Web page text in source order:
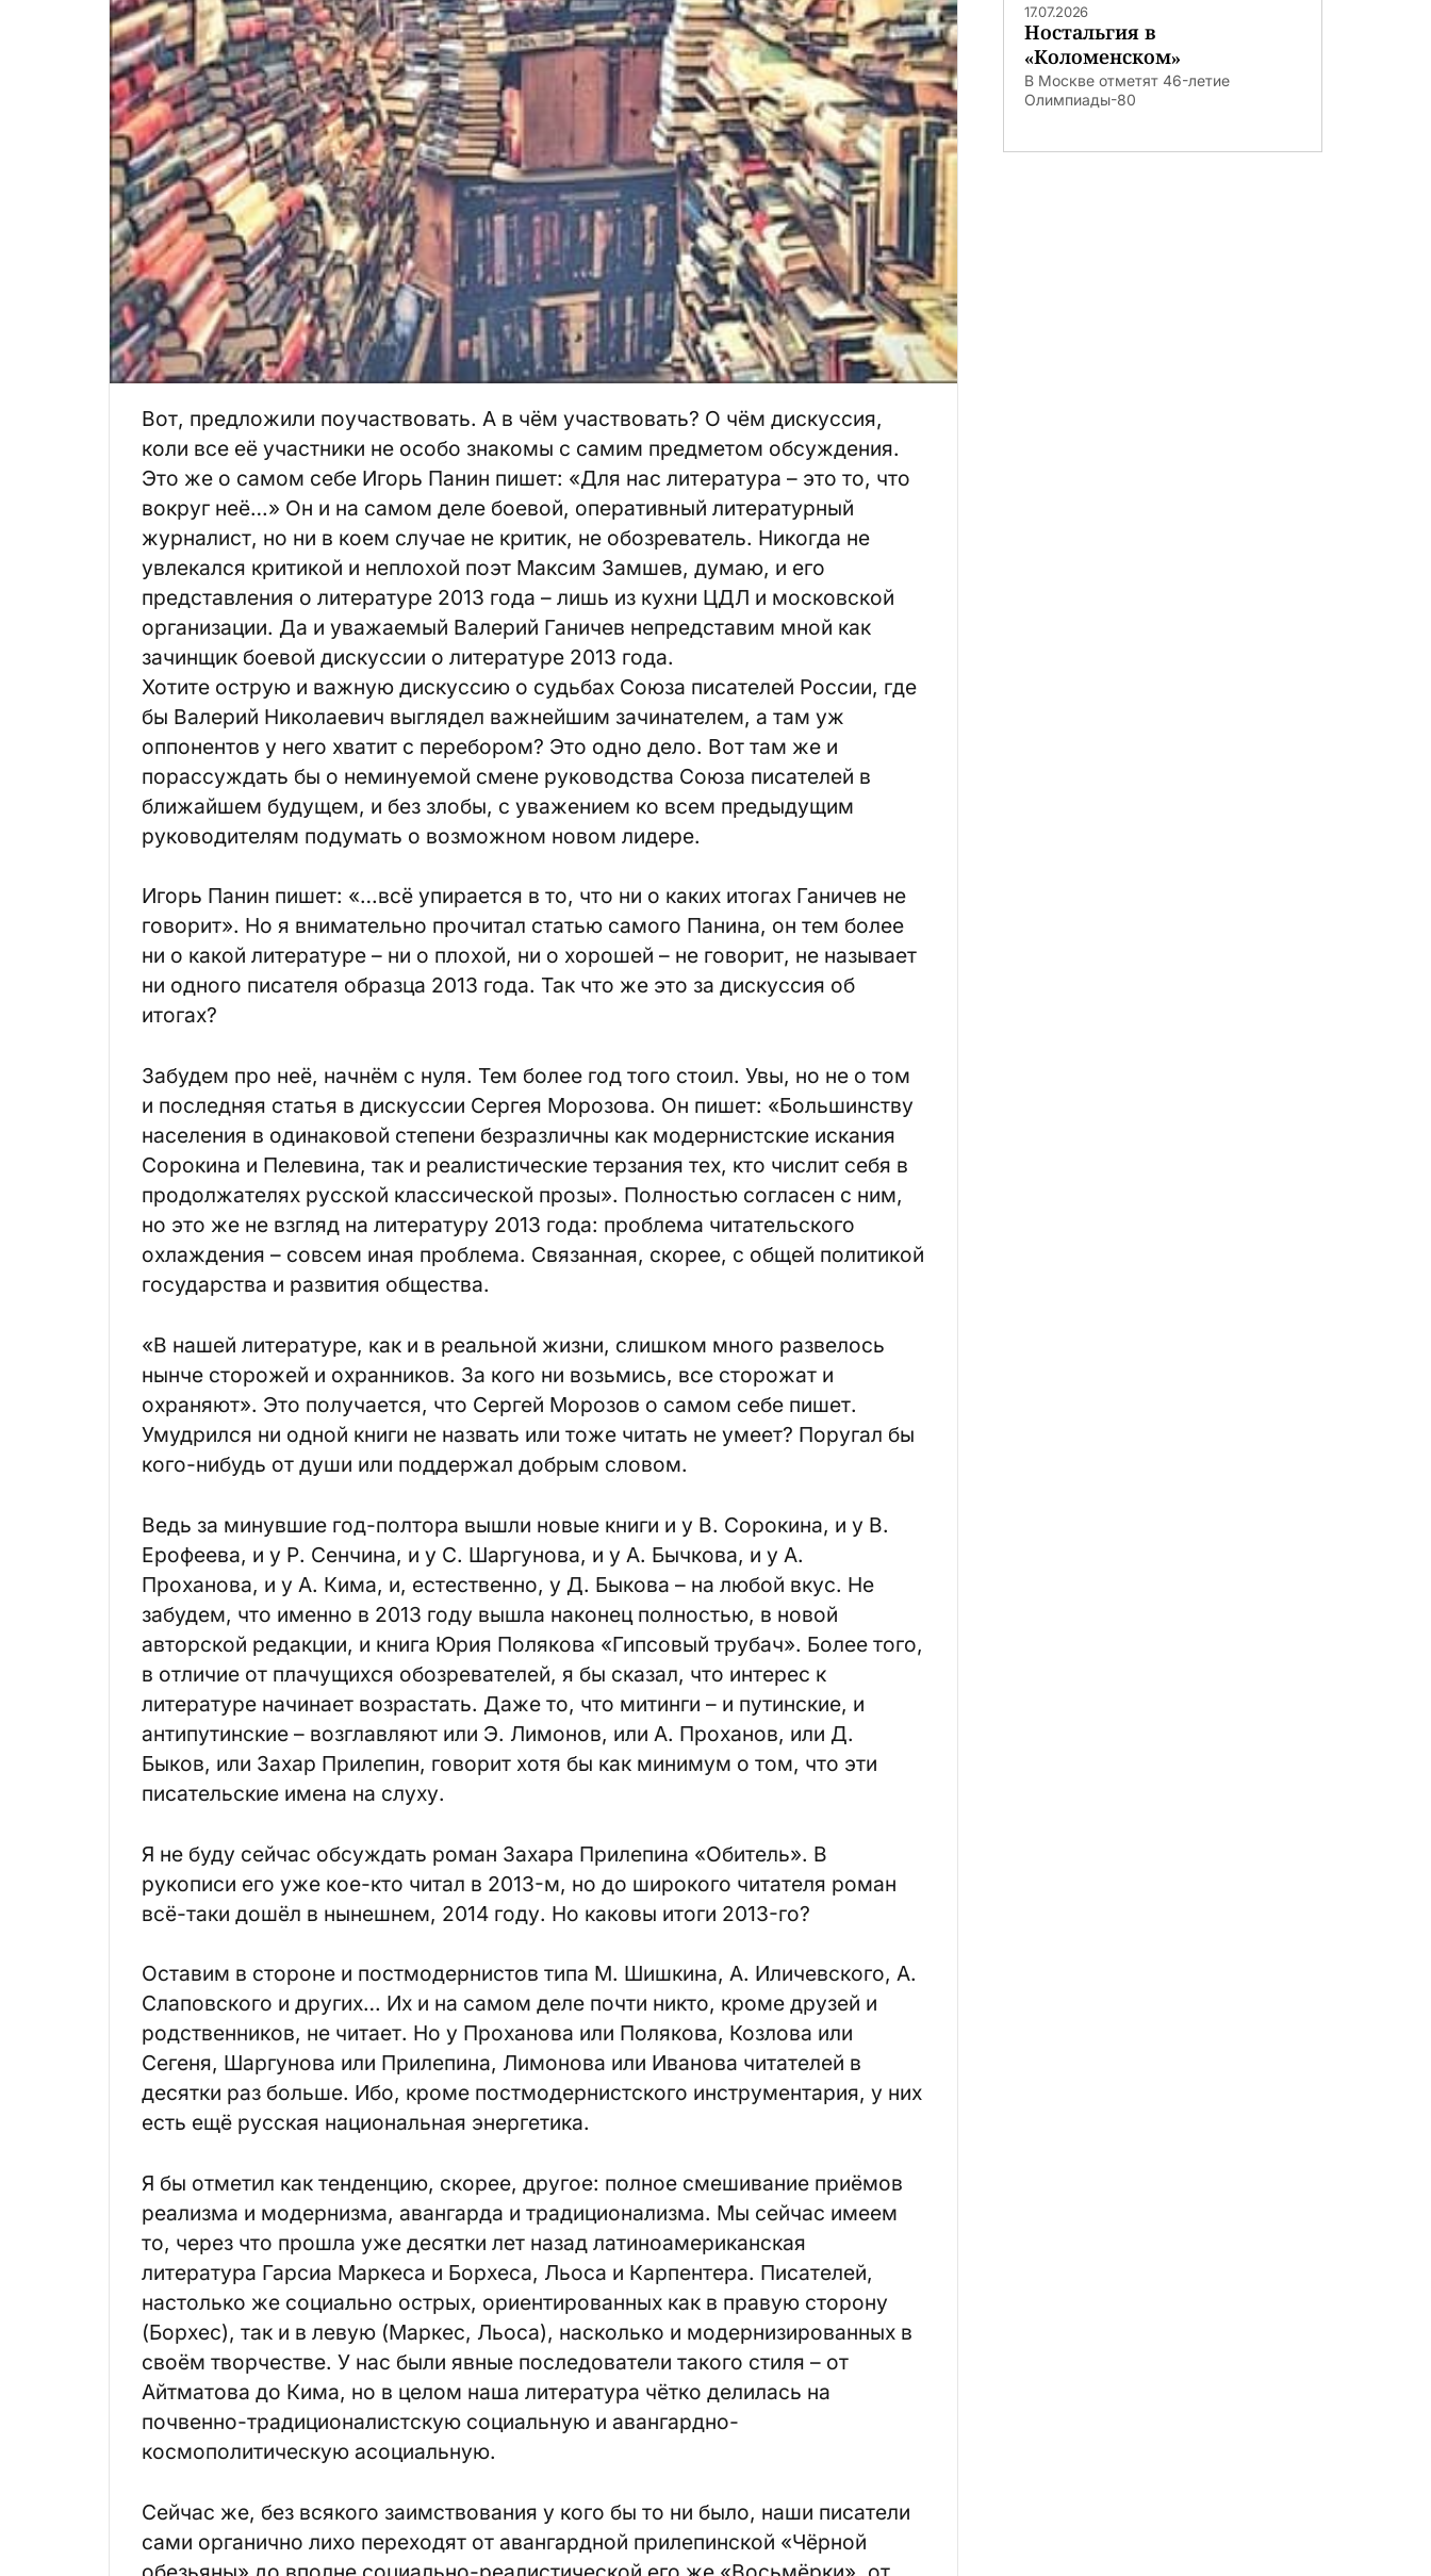
Вот, предложили поучаствовать. А в чём участвовать? О чём дискуссия,
коли все её участники не особо знакомы с самим предметом обсуждения.
Это же о самом себе Игорь Панин пишет: «Для нас литература – это то, что
вокруг неё…» Он и на самом деле боевой, оперативный литературный
журналист, но ни в коем случае не критик, не обозреватель. Никогда не
увлекался критикой и неплохой поэт Максим Замшев, думаю, и его
представления о литературе 2013 года – лишь из кухни ЦДЛ и московской
организации. Да и уважаемый Валерий Ганичев непредставим мной как
зачинщик боевой дискуссии о литературе 2013 года.
Хотите острую и важную дискуссию о судьбах Союза писателей России, где
бы Валерий Николаевич выглядел важнейшим зачинателем, а там уж
оппонентов у него хватит с перебором? Это одно дело. Вот там же и
порассуждать бы о неминуемой смене руководства Союза писателей в
ближайшем будущем, и без злобы, с уважением ко всем предыдущим
руководителям подумать о возможном новом лидере.
Игорь Панин пишет: «…всё упирается в то, что ни о каких итогах Ганичев не
говорит». Но я внимательно прочитал статью самого Панина, он тем более
ни о какой литературе – ни о плохой, ни о хорошей – не говорит, не называет
ни одного писателя образца 2013 года. Так что же это за дискуссия об
итогах?
Забудем про неё, начнём с нуля. Тем более год того стоил. Увы, но не о том
и последняя статья в дискуссии Сергея Морозова. Он пишет: «Большинству
населения в одинаковой степени безразличны как модернистские искания
Сорокина и Пелевина, так и реалистические терзания тех, кто числит себя в
продолжателях русской классической прозы». Полностью согласен с ним,
но это же не взгляд на литературу 2013 года: проблема читательского
охлаждения – совсем иная проблема. Связанная, скорее, с общей политикой
государства и развития общества.
«В нашей литературе, как и в реальной жизни, слишком много развелось
нынче сторожей и охранников. За кого ни возьмись, все сторожат и
охраняют». Это получается, что Сергей Морозов о самом себе пишет.
Умудрился ни одной книги не назвать или тоже читать не умеет? Поругал бы
кого-нибудь от души или поддержал добрым словом.
Ведь за минувшие год-полтора вышли новые книги и у В. Сорокина, и у В.
Ерофеева, и у Р. Сенчина, и у С. Шаргунова, и у А. Бычкова, и у А.
Проханова, и у А. Кима, и, естественно, у Д. Быкова – на любой вкус. Не
забудем, что именно в 2013 году вышла наконец полностью, в новой
авторской редакции, и книга Юрия Полякова «Гипсовый трубач». Более того,
в отличие от плачущихся обозревателей, я бы сказал, что интерес к
литературе начинает возрастать. Даже то, что митинги – и путинские, и
антипутинские – возглавляют или Э. Лимонов, или А. Проханов, или Д.
Быков, или Захар Прилепин, говорит хотя бы как минимум о том, что эти
писательские имена на слуху.
Я не буду сейчас обсуждать роман Захара Прилепина «Обитель». В
рукописи его уже кое-кто читал в 2013-м, но до широкого читателя роман
всё-таки дошёл в нынешнем, 2014 году. Но каковы итоги 2013-го?
Оставим в стороне и постмодернистов типа М. Шишкина, А. Иличевского, А.
Слаповского и других… Их и на самом деле почти никто, кроме друзей и
родственников, не читает. Но у Проханова или Полякова, Козлова или
Сегеня, Шаргунова или Прилепина, Лимонова или Иванова читателей в
десятки раз больше. Ибо, кроме постмодернистского инструментария, у них
есть ещё русская национальная энергетика.
Я бы отметил как тенденцию, скорее, другое: полное смешивание приёмов
реализма и модернизма, авангарда и традиционализма. Мы сейчас имеем
то, через что прошла уже десятки лет назад латиноамериканская
литература Гарсиа Маркеса и Борхеса, Льоса и Карпентера. Писателей,
настолько же социально острых, ориентированных как в правую сторону
(Борхес), так и в левую (Маркес, Льоса), насколько и модернизированных в
своём творчестве. У нас были явные последователи такого стиля – от
Айтматова до Кима, но в целом наша литература чётко делилась на
почвенно-традиционалистскую социальную и авангардно-
космополитическую асоциальную.
Сейчас же, без всякого заимствования у кого бы то ни было, наши писатели
сами органично лихо переходят от авангардной прилепинской «Чёрной
17.07.2026
Ностальгия в
«Коломенском»
В Москве отметят 46-летие
Олимпиады-80